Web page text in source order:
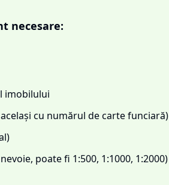
necesare:
imobilului
cu numărul de carte funciară)
poate fi 1:500, 1:1000, 1:2000)